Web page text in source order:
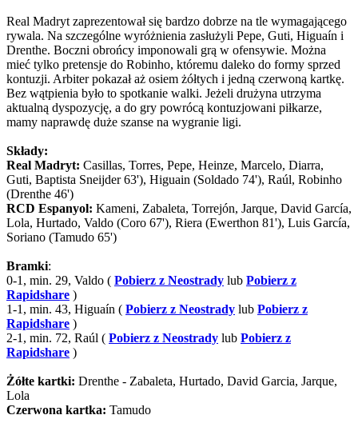
Real Madryt zaprezentował się bardzo dobrze na tle wymagającego
rywala. Na szczególne wyróżnienia zasłużyli Pepe, Guti, Higuaín i
Drenthe. Boczni obrońcy imponowali grą w ofensywie. Można
mieć tylko pretensje do Robinho, któremu daleko do formy sprzed
kontuzji. Arbiter pokazał aż osiem żółtych i jedną czerwoną kartkę.
Bez wątpienia było to spotkanie walki. Jeżeli drużyna utrzyma
aktualną dyspozycję, a do gry powrócą kontuzjowani piłkarze,
mamy naprawdę duże szanse na wygranie ligi.
Składy:
Real Madryt: Casillas, Torres, Pepe, Heinze, Marcelo, Diarra,
Guti, Baptista Sneijder 63'), Higuain (Soldado 74'), Raúl, Robinho
(Drenthe 46')
RCD Espanyol: Kameni, Zabaleta, Torrejón, Jarque, David García,
Lola, Hurtado, Valdo (Coro 67'), Riera (Ewerthon 81'), Luis García,
Soriano (Tamudo 65')
Bramki:
0-1, min. 29, Valdo ( Pobierz z Neostrady lub Pobierz z
Rapidshare )
1-1, min. 43, Higuaín ( Pobierz z Neostrady lub Pobierz z
Rapidshare )
2-1, min. 72, Raúl ( Pobierz z Neostrady lub Pobierz z
Rapidshare )
Żółte kartki: Drenthe - Zabaleta, Hurtado, David Garcia, Jarque,
Lola
Czerwona kartka: Tamudo